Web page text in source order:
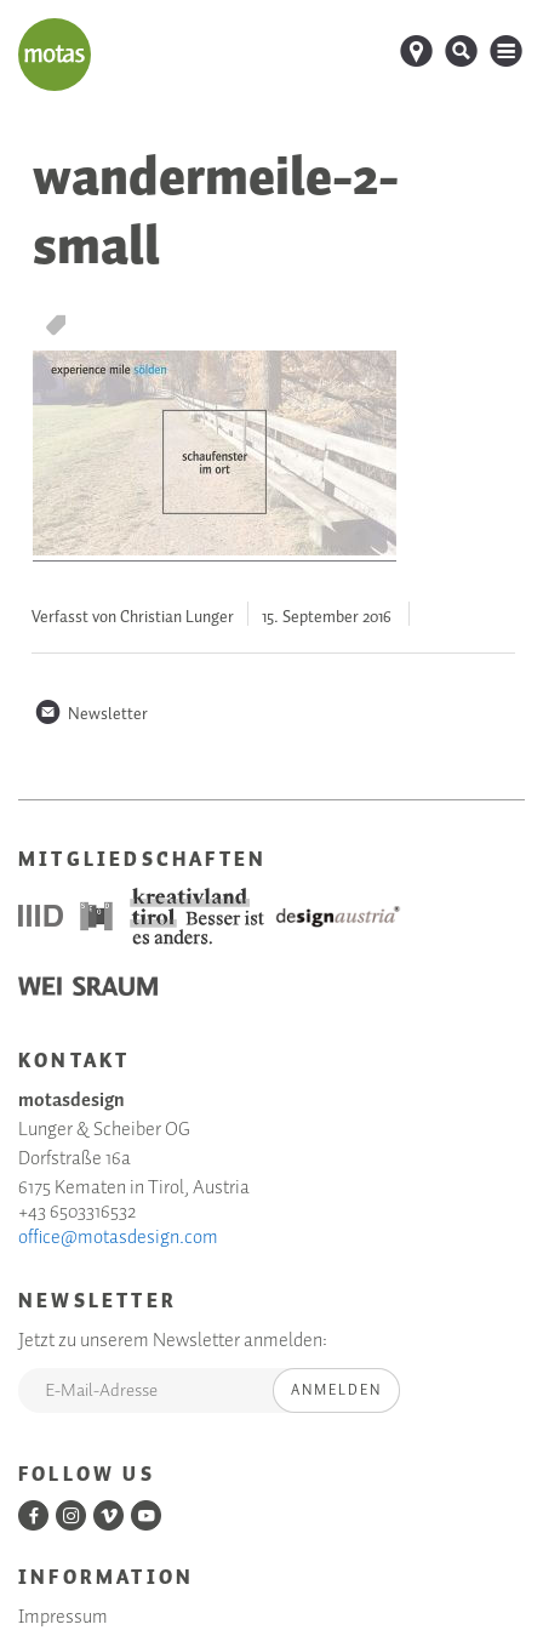
d s M
wandermeile-2-
small
T
Verfasst von Christian Lunger 15. September2016
n Newsletter
MITGLIEDSCHAFTEN
KONTAKT
motasdesign
Lunger & Scheiber OG
Dorfstraße 16a
6175 Kematen in Tirol, Austria
+43 6503316532
office@motasdesign.com
NEWSLETTER
Jetzt zu unserem Newsletter anmelden:
ANMELDEN
FOLLOW US
INFORMATION
Impressum